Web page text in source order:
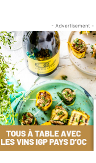
- Advertisement -